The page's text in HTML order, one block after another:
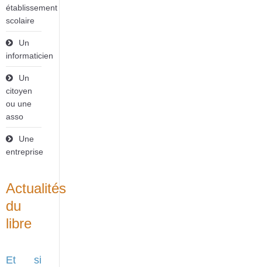
établissement
scolaire
Un
informaticien
Un
citoyen
ou une
asso
Une
entreprise
Actualités
du
libre
Et si